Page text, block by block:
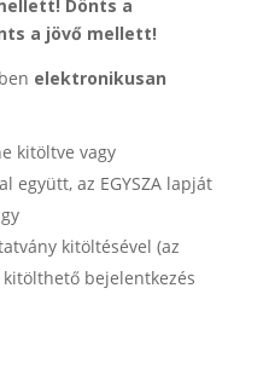
Dönts a
a jövő mellett!
elektronikusan
kitöltve vagy
együtt, az EGYSZA lapját
kitöltésével (az
bejelentkezés